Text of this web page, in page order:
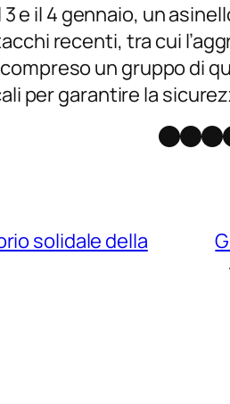
e il 4 gennaio, un
recenti, tra cui
un gruppo di
per garantire la
X
solidale della